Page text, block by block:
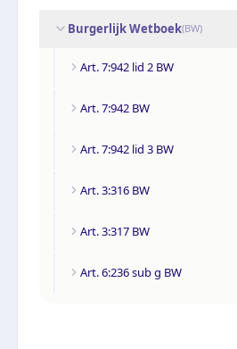
Burgerlijk Wetboek(BW)
Art. 7:942 lid 2 BW
Art. 7:942 BW
Art. 7:942 lid 3 BW
Art. 3:316 BW
Art. 3:317 BW
Art. 6:236 sub g BW